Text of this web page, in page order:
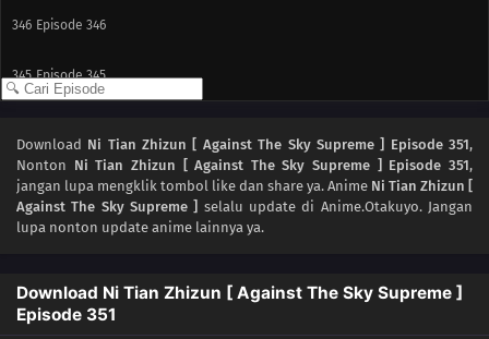
346 Episode 346
345 Episode 345
343 Episode 343
342 Episode 342
340 Episode 340
Download Ni Tian Zhizun [ Against The Sky Supreme ] Episode 351,
Nonton Ni Tian Zhizun [ Against The Sky Supreme ] Episode 351,
jangan lupa mengklik tombol like dan share ya. Anime Ni Tian Zhizun [
Against The Sky Supreme ] selalu update di Anime.Otakuyo. Jangan
lupa nonton update anime lainnya ya.
Download Ni Tian Zhizun [ Against The Sky Supreme ]
Episode 351